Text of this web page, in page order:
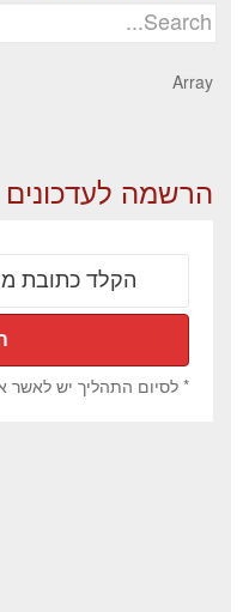
Search
Array
הרשמה לעדכונים
* לסיום התהליך יש לאשר